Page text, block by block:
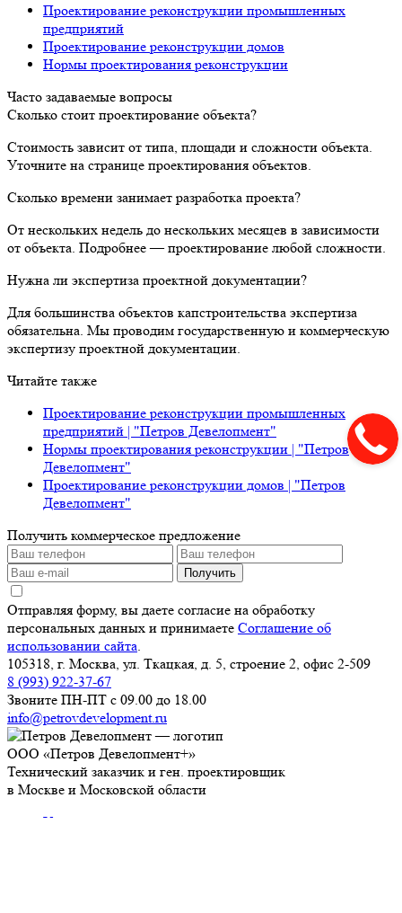
Проектирование реконструкции промышленных
предприятий
Проектирование реконструкции домов
Нормы проектирования реконструкции
Часто задаваемые вопросы
Сколько стоит проектирование объекта?
Стоимость зависит от типа, площади и сложности объекта.
Уточните на странице проектирования объектов.
Сколько времени занимает разработка проекта?
От нескольких недель до нескольких месяцев в зависимости
от объекта. Подробнее — проектирование любой сложности.
Нужна ли экспертиза проектной документации?
Для большинства объектов капстроительства экспертиза
обязательна. Мы проводим государственную и коммерческую
экспертизу проектной документации.
Читайте также
Проектирование реконструкции промышленных
предприятий | "Петров Девелопмент"
Нормы проектирования реконструкции | "Петров
Девелопмент"
Проектирование реконструкции домов | "Петров
Девелопмент"
Получить коммерческое предложение
Получить
Отправляя форму, вы даете согласие на обработку
персональных данных и принимаете Соглашение об
использовании сайта.
105318, г. Москва, ул. Ткацкая, д. 5, строение 2, офис 2-509
8 (993) 922-37-67
Звоните ПН-ПТ с 09.00 до 18.00
info@petrovdevelopment.ru
ООО «Петров Девелопмент+»
Технический заказчик и ген. проектировщик
в Москве и Московской области
Услуги